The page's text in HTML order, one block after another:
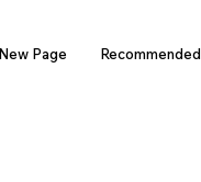
New Page Recommended